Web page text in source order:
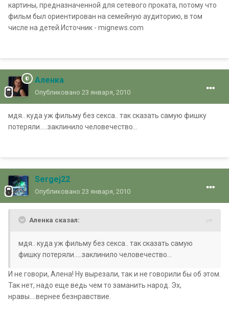
картины, предназначенной для сетевого проката, потому что
фильм был ориентирован на семейную аудиторию, в том
числе на детей.Источник - mignews.com
Аленка
Опубликовано 23 января, 2010
мдя.. куда уж фильму без секса.. так сказать самую фишку
потеряли.....заклинило человечество...
Sergej22
Опубликовано 23 января, 2010
Аленка сказал:
мдя.. куда уж фильму без секса.. так сказать самую
фишку потеряли.....заклинило человечество...
И не говори, Алена! Ну вырезали, так и не говорили бы об этом.
Так нет, надо еще ведь чем то заманить народ. Эх,
нравы....вернее безнравствие.